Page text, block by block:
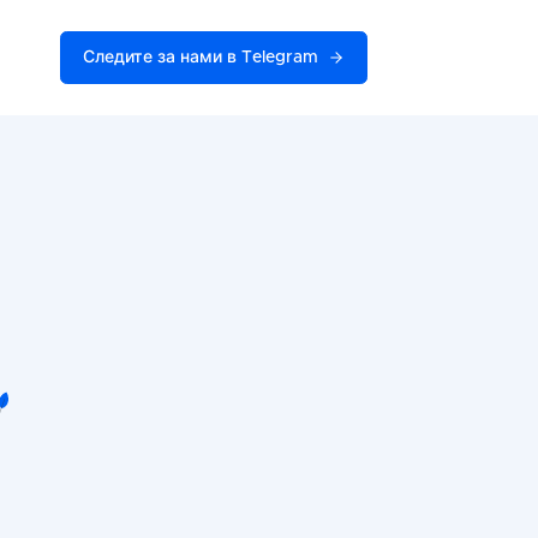
Следите за нами в Telegram